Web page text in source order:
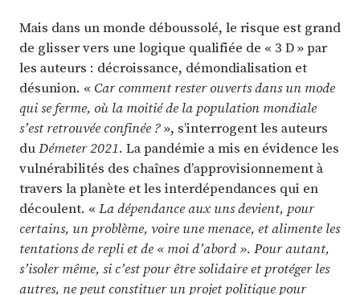
Mais dans un monde déboussolé, le risque est grand
de glisser vers une logique qualifiée de « 3 D » par
les auteurs : décroissance, démondialisation et
désunion. « Car comment rester ouverts dans un mode
qui se ferme, où la moitié de la population mondiale
s’est retrouvée confinée ?», s’interrogent les auteurs
duDémeter 2021. La pandémie a mis en évidence les
vulnérabilités des chaînes d’approvisionnement à
travers la planète et les interdépendances qui en
découlent. «La dépendance aux uns devient, pour
certains, un problème, voire une menace, et alimente les
tentations de repli et de « moi d’abord ». Pour autant,
s’isoler même, si c’est pour être solidaire et protéger les
autres, ne peut constituer un projet politique pour